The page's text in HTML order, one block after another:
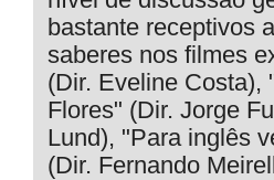
bastante receptivos
saberes nos filmes
(Dir. Eveline Costa),
Flores" (Dir. Jorge
Lund), "Para inglês
(Dir. Fernando